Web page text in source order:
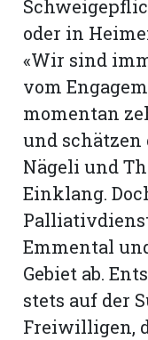
oder in
«Wir sind
vom
momentan
und schätzen
Nägeli und
Einklang.
Emmental
Gebiet ab.
stets auf der
Freiwilligen,